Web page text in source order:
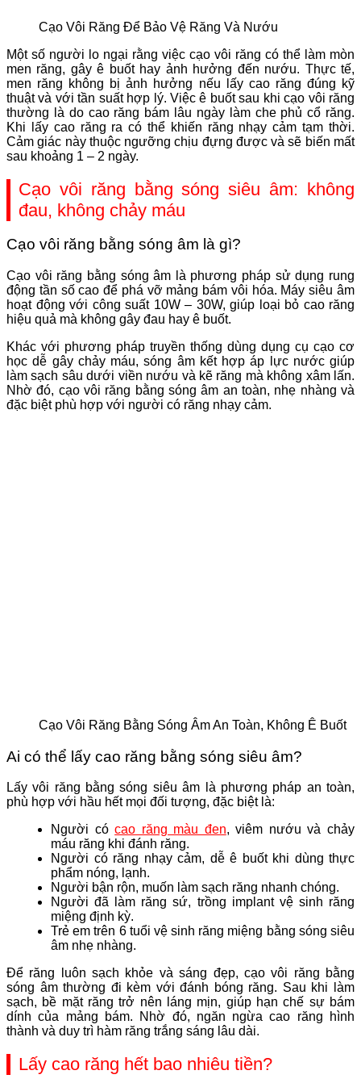
Cạo Vôi Răng Để Bảo Vệ Răng Và Nướu
Một số người lo ngại rằng việc cạo vôi răng có thể làm mòn
men răng, gây ê buốt hay ảnh hưởng đến nướu. Thực tế,
men răng không bị ảnh hưởng nếu lấy cao răng đúng kỹ
thuật và với tần suất hợp lý. Việc ê buốt sau khi cạo vôi răng
thường là do cao răng bám lâu ngày làm che phủ cổ răng.
Khi lấy cao răng ra có thể khiến răng nhạy cảm tạm thời.
Cảm giác này thuộc ngưỡng chịu đựng được và sẽ biến mất
sau khoảng 1 – 2 ngày.
Cạo vôi răng bằng sóng siêu âm: không
đau, không chảy máu
Cạo vôi răng bằng sóng âm là gì?
Cạo vôi răng bằng sóng âm là phương pháp sử dụng rung
động tần số cao để phá vỡ mảng bám vôi hóa. Máy siêu âm
hoạt động với công suất 10W – 30W, giúp loại bỏ cao răng
hiệu quả mà không gây đau hay ê buốt.
Khác với phương pháp truyền thống dùng dụng cụ cạo cơ
học dễ gây chảy máu, sóng âm kết hợp áp lực nước giúp
làm sạch sâu dưới viền nướu và kẽ răng mà không xâm lấn.
Nhờ đó, cạo vôi răng bằng sóng âm an toàn, nhẹ nhàng và
đặc biệt phù hợp với người có răng nhạy cảm.
Cạo Vôi Răng Bằng Sóng Âm An Toàn, Không Ê Buốt
Ai có thể lấy cao răng bằng sóng siêu âm?
Lấy vôi răng bằng sóng siêu âm là phương pháp an toàn,
phù hợp với hầu hết mọi đối tượng, đặc biệt là:
Người cócao răng màu đen, viêm nướu và chảy
máu răng khi đánh răng.
Người có răng nhạy cảm, dễ ê buốt khi dùng thực
phẩm nóng, lạnh.
Người bận rộn, muốn làm sạch răng nhanh chóng.
Người đã làm răng sứ, trồng implant vệ sinh răng
miệng định kỳ.
Trẻ em trên 6 tuổi vệ sinh răng miệng bằng sóng siêu
âm nhẹ nhàng.
Để răng luôn sạch khỏe và sáng đẹp, cạo vôi răng bằng
sóng âm thường đi kèm với đánh bóng răng. Sau khi làm
sạch, bề mặt răng trở nên láng mịn, giúp hạn chế sự bám
dính của mảng bám. Nhờ đó, ngăn ngừa cao răng hình
thành và duy trì hàm răng trắng sáng lâu dài.
Lấy cao răng hết bao nhiêu tiền?